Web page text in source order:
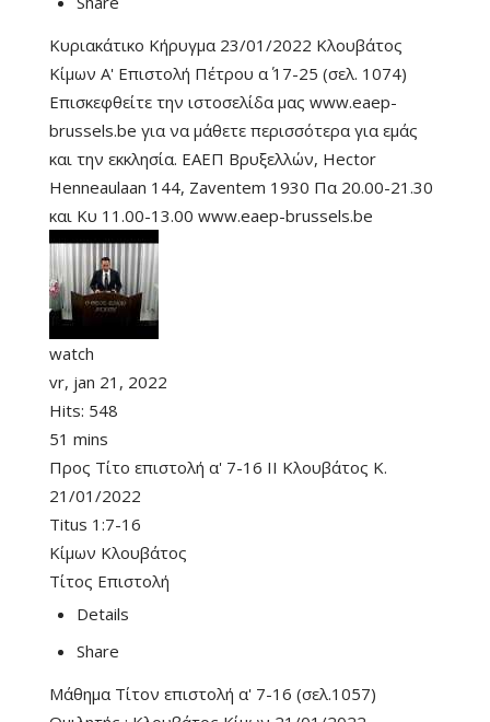
Κυριακάτικο Κήρυγμα 23/01/2022 Κλουβάτος
Κίμων Α' Επιστολή Πέτρου α΄ 17-25 (σελ. 1074)
Επισκεφθείτε την ιστοσελίδα μας www.eaep-
brussels.be για να μάθετε περισσότερα για εμάς
και την εκκλησία. ΕΑΕΠ Βρυξελλών, Hector
Henneaulaan 144, Zaventem 1930 Πα 20.00-21.30
και Κυ 11.00-13.00 www.eaep-brussels.be
watch
vr, jan 21, 2022
Hits: 548
51 mins
Προς Τίτο επιστολή α' 7-16 II Κλουβάτος Κ.
21/01/2022
Titus 1:7-16
Κίμων Κλουβάτος
Τίτος Επιστολή
Details
Share
Μάθημα Τίτον επιστολή α' 7-16 (σελ.1057)